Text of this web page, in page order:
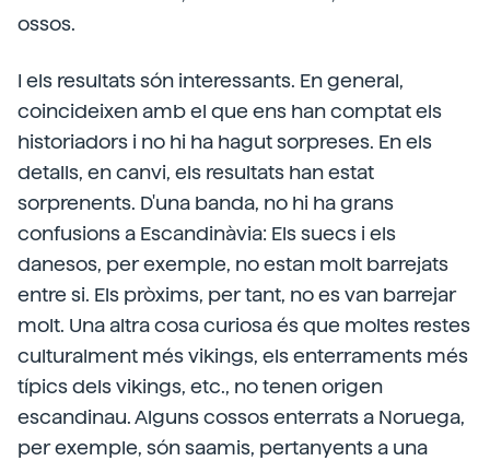
ossos.
I els resultats són interessants. En general,
coincideixen amb el que ens han comptat els
historiadors i no hi ha hagut sorpreses. En els
detalls, en canvi, els resultats han estat
sorprenents. D'una banda, no hi ha grans
confusions a Escandinàvia: Els suecs i els
danesos, per exemple, no estan molt barrejats
entre si. Els pròxims, per tant, no es van barrejar
molt. Una altra cosa curiosa és que moltes restes
culturalment més vikings, els enterraments més
típics dels vikings, etc., no tenen origen
escandinau. Alguns cossos enterrats a Noruega,
per exemple, són saamis, pertanyents a una